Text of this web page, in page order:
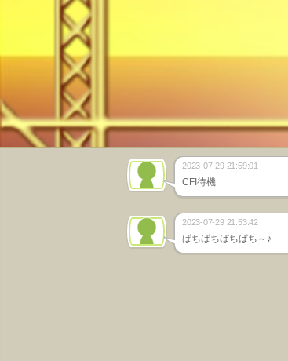
2023-07-29 21:59:01
CFI待機
2023-07-29 21:53:42
ぱちぱちぱちぱち～♪